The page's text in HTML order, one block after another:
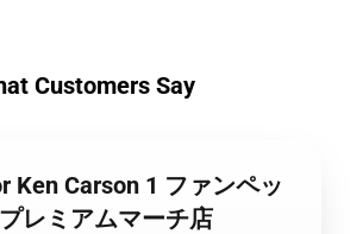
Customers Say
Ken Carson 1 ファンペッ
レミアムマーチ店